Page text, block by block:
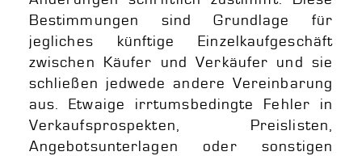
Bestimmungen sind Grundlage für
jegliches künftige Einzelkaufgeschäft
zwischen Käufer und Verkäufer und sie
schließen jedwede andere Vereinbarung
aus. Etwaige irrtumsbedingte Fehler in
Verkaufsprospekten, Preislisten,
Angebotsunterlagen oder sonstigen